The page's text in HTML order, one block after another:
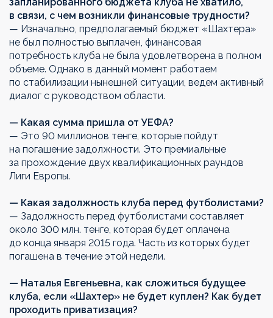
в связи, с чем возникли финансовые трудности?
— Изначально, предполагаемый бюджет «Шахтера»
не был полностью выплачен, финансовая
потребность клуба не была удовлетворена в полном
объеме. Однако в данный момент работаем
по стабилизации нынешней ситуации, ведем активный
диалог с руководством области.
— Какая сумма пришла от УЕФА?
— Это 90 миллионов тенге, которые пойдут
на погашение задолжности. Это премиальные
за прохождение двух квалификационных раундов
Лиги Европы.
— Какая задолжность клуба перед футболистами?
— Задолжность перед футболистами составляет
около 300 млн. тенге, которая будет оплачена
до конца января 2015 года. Часть из которых будет
погашена в течение этой недели.
— Наталья Евгеньевна, как сложиться будущее
клуба, если «Шахтер» не будет куплен? Как будет
проходить приватизация?